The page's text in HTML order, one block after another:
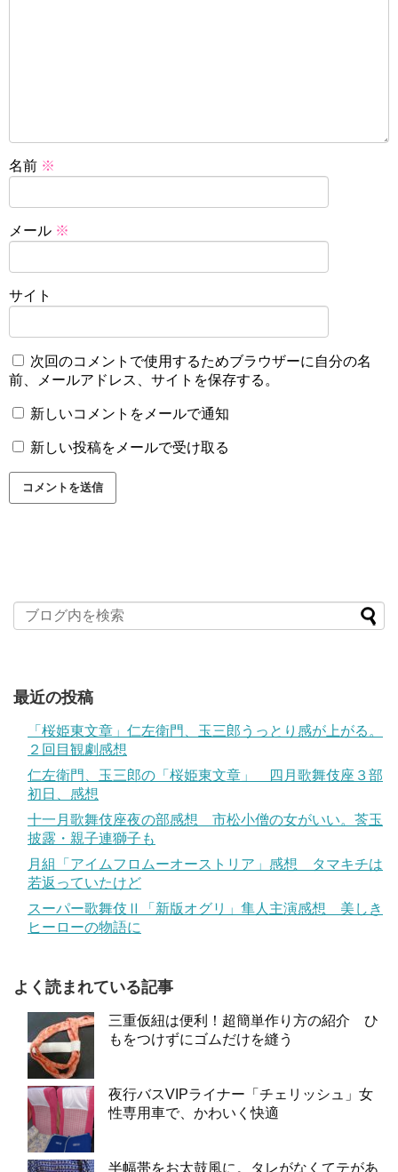
名前 ※
メール ※
サイト
次回のコメントで使用するためブラウザーに自分の名
前、メールアドレス、サイトを保存する。
新しいコメントをメールで通知
新しい投稿をメールで受け取る
最近の投稿
「桜姫東文章」仁左衛門、玉三郎うっとり感が上がる。
２回目観劇感想
仁左衛門、玉三郎の「桜姫東文章」 四月歌舞伎座３部
初日、感想
十一月歌舞伎座夜の部感想 市松小僧の女がいい。莟玉
披露・親子連獅子も
月組「アイムフロムーオーストリア」感想 タマキチは
若返っていたけど
スーパー歌舞伎Ⅱ「新版オグリ」隼人主演感想 美しき
ヒーローの物語に
よく読まれている記事
三重仮紐は便利！超簡単作り方の紹介 ひ
もをつけずにゴムだけを縫う
夜行バスVIPライナー「チェリッシュ」女
性専用車で、かわいく快適
半幅帯をお太鼓風に。タレがなくてテがあ